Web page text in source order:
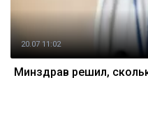
20.07 11:02
Минздрав решил,